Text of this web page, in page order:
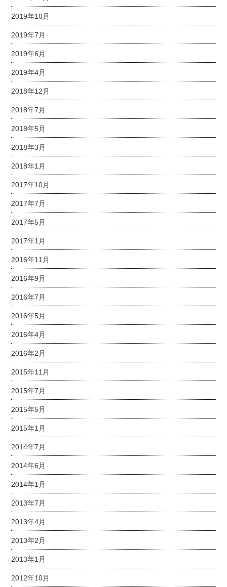
2019年10月
2019年7月
2019年6月
2019年4月
2018年12月
2018年7月
2018年5月
2018年3月
2018年1月
2017年10月
2017年7月
2017年5月
2017年1月
2016年11月
2016年9月
2016年7月
2016年5月
2016年4月
2016年2月
2015年11月
2015年7月
2015年5月
2015年1月
2014年7月
2014年6月
2014年1月
2013年7月
2013年4月
2013年2月
2013年1月
2012年10月